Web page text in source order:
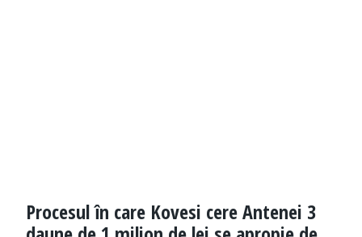
Procesul în care Kovesi cere Antenei 3